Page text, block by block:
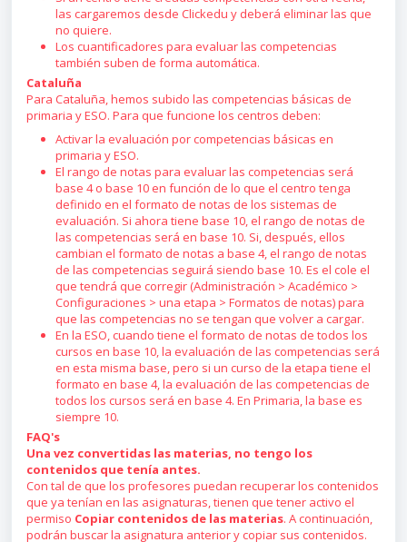
las cargaremos desde Clickedu y deberá eliminar las que
no quiere.
Los cuantificadores para evaluar las competencias
también suben de forma automática.
Cataluña
Para Cataluña, hemos subido las competencias básicas de
primaria y ESO. Para que funcione los centros deben:
Activar la evaluación por competencias básicas en
primaria y ESO.
El rango de notas para evaluar las competencias será
base 4 o base 10 en función de lo que el centro tenga
definido en el formato de notas de los sistemas de
evaluación. Si ahora tiene base 10, el rango de notas de
las competencias será en base 10. Si, después, ellos
cambian el formato de notas a base 4, el rango de notas
de las competencias seguirá siendo base 10. Es el cole el
que tendrá que corregir (Administración > Académico >
Configuraciones > una etapa > Formatos de notas) para
que las competencias no se tengan que volver a cargar.
En la ESO, cuando tiene el formato de notas de todos los
cursos en base 10, la evaluación de las competencias será
en esta misma base, pero si un curso de la etapa tiene el
formato en base 4, la evaluación de las competencias de
todos los cursos será en base 4. En Primaria, la base es
siempre 10.
FAQ's
Una vez convertidas las materias, no tengo los
contenidos que tenía antes.
Con tal de que los profesores puedan recuperar los contenidos
que ya tenían en las asignaturas, tienen que tener activo el
permiso Copiar contenidos de las materias. A continuación,
podrán buscar la asignatura anterior y copiar sus contenidos.